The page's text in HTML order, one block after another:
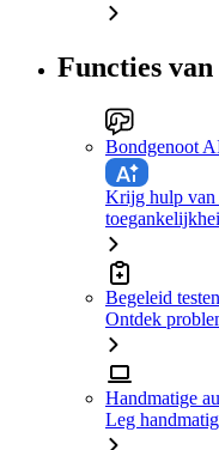
Functies
Bondgenoot
Krijg hulp van
Begeleid testen
Ontdek
Handmatige
Leg